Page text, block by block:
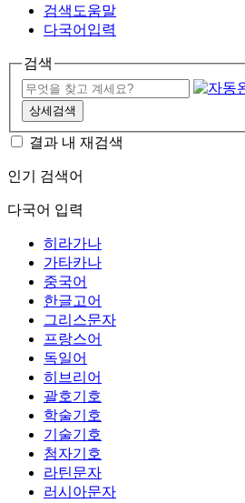
검색도움말
다국어입력
검색
상세검색
결과 내 재검색
인기 검색어
다국어 입력
히라가나
가타카나
중국어
한글고어
그리스문자
프랑스어
독일어
히브리어
괄호기호
학술기호
기술기호
첨자기호
라틴문자
러시아문자